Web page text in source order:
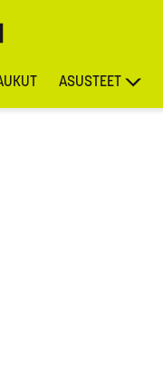
ASUSTEET